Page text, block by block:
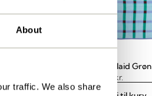
About
traffic. We also share
Tento Plaid Grøn
kr.